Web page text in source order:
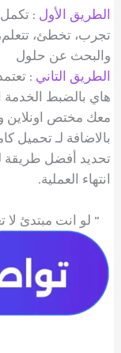
الطريق الأول :
تجرب، تخطئ،
والبحث عن حلول
الطريق التاني :
هاي بالضبط الخدمة
معك مختص اونلاين
بالاضافة لـ تحميل
تحديد أفضل طريقة
انتهاء العملية.
” لو انت مبتدئ لا